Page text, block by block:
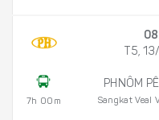
7h 00m
T5,
PHNÔM
Sangkat Veal